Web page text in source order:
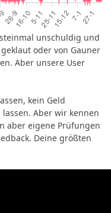
unschuldig und
oder von Gauner
Aber unsere User
kein Geld
Aber wir kennen
aber eigene Prüfungen
Deine größten